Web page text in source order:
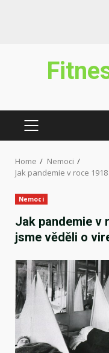
PRIMARY
Home
Nemoci
Jak pandemie v roce
Nemoci
Jak pandemie v
jsme věděli o